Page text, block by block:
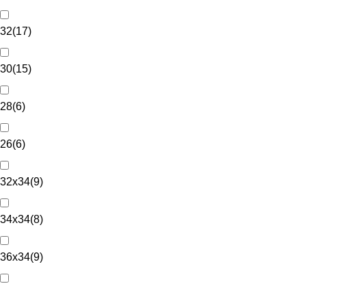
32(17)
30(15)
28(6)
26(6)
32x34(9)
34x34(8)
36x34(9)